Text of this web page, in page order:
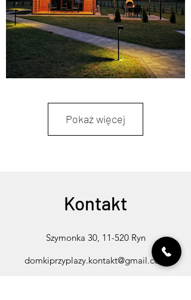
Pokaż więcej
Kontakt
Szymonka 30, 11-520 Ryn
domkiprzyplazy.kontakt@gmail.com